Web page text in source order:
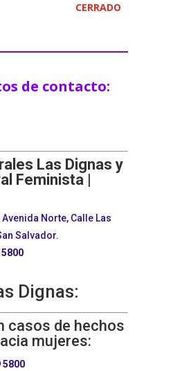
CERRADO
de contacto:
Las Dignas y
Feminista |
Avenida Norte, Calle Las
Salvador.
Dignas:
casos de hechos
mujeres:
5800